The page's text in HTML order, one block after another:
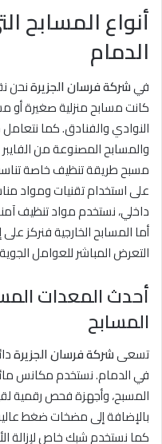
أنواع المسابح
الدمام
فيشركة فرسان الجزيرةنحن
كانت مسابح منزلية صغيرة أو
النوادي والفنادق. كما نتعامل
والمسابح المصنوعة من
مسبح طريقة تنظيف خاصة
على استخدام تقنيات ومواد
داخلي، نستخدم مواد تنظيف
أما المسابح الخارجية فنركز
التعرض المباشر للعوامل
أحدث المعدات
المسابح
تسعىشركة فرسان الجزيرة
في الدمام. نستخدم مكانس
المسبح، وأجهزة فحص رقمية
بالإضافة إلى مضخات ضغط
كما نستخدم شبك خاص لإزالة